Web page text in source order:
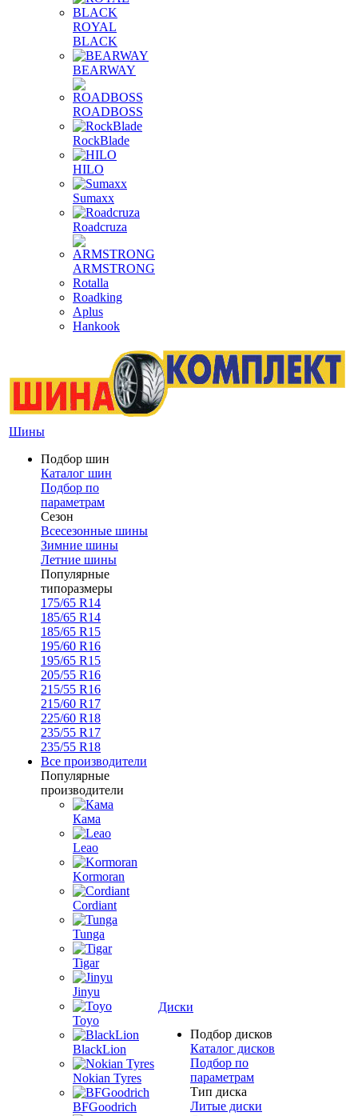
ROYAL
BLACK
BEARWAY
ROADBOSS
RockBlade
HILO
Sumaxx
Roadcruza
ARMSTRONG
Rotalla
Roadking
Aplus
Hankook
Шины
Подбор шин
Каталог шин
Подбор по
параметрам
Сезон
Всесезонные шины
Зимние шины
Летние шины
Популярные
типоразмеры
175/65 R14
185/65 R14
185/65 R15
195/60 R16
195/65 R15
205/55 R16
215/55 R16
215/60 R17
225/60 R18
235/55 R17
235/55 R18
Все производители
Популярные
производители
Кама
Leao
Kormoran
Cordiant
Tunga
Tigar
Jinyu
Toyo
BlackLion
Nokian Tyres
BFGoodrich
Диски
Подбор дисков
Каталог дисков
Подбор по
параметрам
Тип диска
Литые диски